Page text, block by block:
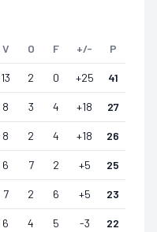
V O F +/- P
13 2 0 +25 41
8 3 4 +18 27
8 2 4 +18 26
6 7 2 +5 25
7 2 6 +5 23
6 4 5 -3 22